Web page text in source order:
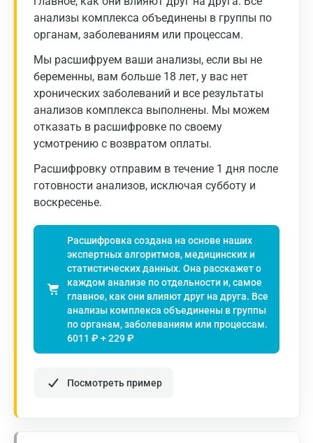
анализы комплекса объединены в группы по
органам, заболеваниям или процессам.
Мы расшифруем ваши анализы, если вы не
беременны, вам больше 18 лет, у вас нет
хронических заболеваний и все результаты
анализов комплекса выполнены. Мы можем
отказать в расшифровке по своему
усмотрению с возвратом оплаты.
Расшифровку отправим в течение 1 дня после
готовности анализов, исключая субботу и
воскресенье.
Расшифровка создана на основе наших
экспертных алгоритмов, медицинских и
статистических данных. Она расскажет о
каждом анализе по отдельности и, самое
главное, как они влияют друг на друга. Все
анализы комплекса объединены в группы
по органам, заболеваниям или процессам.
6011 ₽ + 229 ₽
Посмотреть пример
Москва
Санкт-Петербург
Казань